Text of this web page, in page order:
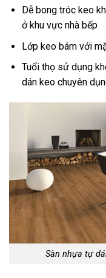
Dễ bong tróc keo
ở khu vực nhà bếp
Lớp keo bám với
Tuổi thọ sử dụng
dán keo chuyên
Sàn nhựa tự